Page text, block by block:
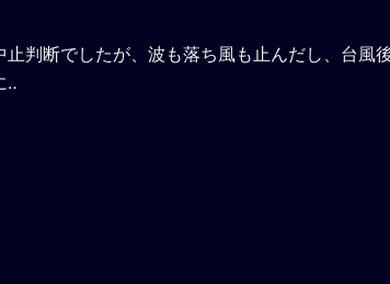
判断でしたが、波も落ち風も止んだし、台風
‥